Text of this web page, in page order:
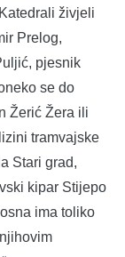
živjeli
Prelog,
pjesnik
se do
Žerić Žera ili
tramvajske
Stari grad,
kipar Stijepo
ima toliko